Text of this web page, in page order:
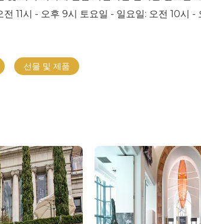
11시 - 오후 9시 토요일 - 일요일: 오전 10시 -
선물 및 제품